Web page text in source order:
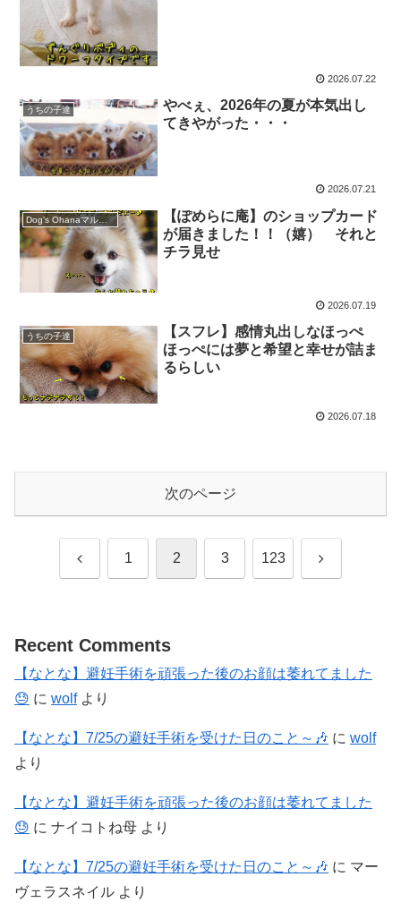
2026.07.22
うちの子達
やべぇ、2026年の夏が本気出し
てきやがった・・・
2026.07.21
Dog's Ohanaマルシェ
【ぽめらに庵】のショップカード
が届きました！！（嬉） それと
チラ見せ
2026.07.19
うちの子達
【スフレ】感情丸出しなほっぺ
ほっぺには夢と希望と幸せが詰ま
るらしい
2026.07.18
次のページ
前 1 2 3 123 次
Recent Comments
【なとな】避妊手術を頑張った後のお顔は萎れてました
😓 に wolfより
【なとな】7/25の避妊手術を受けた日のこと～🎶 に wolf
より
【なとな】避妊手術を頑張った後のお顔は萎れてました
😓 に ナイコトね母 より
【なとな】7/25の避妊手術を受けた日のこと～🎶 に マー
ヴェラスネイル より